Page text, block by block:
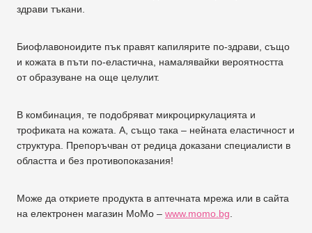
здрави тъкани.
Биофлавоноидите пък правят капилярите по-здрави, също
и кожата в пъти по-еластична, намалявайки вероятността
от образуване на още целулит.
В комбинация, те подобряват микроциркулацията и
трофиката на кожата. А, също така – нейната еластичност и
структура. Препоръчван от редица доказани специалисти в
областта и без противопоказания!
Може да откриете продукта в аптечната мрежа или в сайта
на електронен магазин МоМо – www.momo.bg